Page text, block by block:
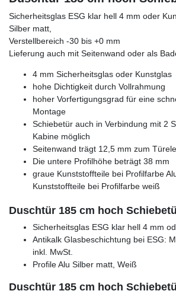
Sicherheitsglas ESG klar hell 4 mm oder
Silber matt,
Verstellbereich -30 bis +0 mm
Lieferung auch mit Seitenwand oder als
4 mm Sicherheitsglas oder Kunstglas
hohe Dichtigkeit durch Vollrahmung
hoher Vorfertigungsgrad für eine
Montage
Schiebetür auch in Verbindung mit 2
Kabine möglich
Seitenwand trägt 12,5 mm zum
Die untere Profilhöhe beträgt 38 mm
graue Kunststoffteile bei Profilfarbe
Kunststoffteile bei Profilfarbe weiß
Duschtür 185 cm hoch
Sicherheitsglas ESG klar hell 4 mm
Antikalk Glasbeschichtung bei ESG:
inkl. MwSt.
Profile Alu Silber matt, Weiß
Duschtür 185 cm hoch